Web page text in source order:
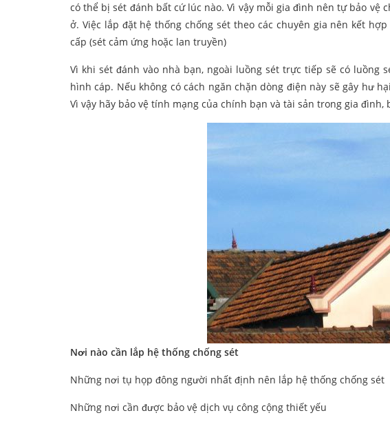
có thể bị sét đánh bất cứ lúc nào. Vì vậy mỗi gia đình nên tự bảo vệ
ở. Việc lắp đặt hệ thống chống sét theo các chuyên gia nên kết
cấp (sét cảm ứng hoặc lan truyền)
Vì khi sét đánh vào nhà bạn, ngoài luồng sét trực tiếp sẽ có luồng
hình cáp. Nếu không có cách ngăn chặn dòng điện này sẽ gây hư
Vì vậy hãy bảo vệ tính mạng của chính bạn và tài sản trong gia
Nơi nào cần lắp hệ thống chống sét
Những nơi tụ họp đông người nhất định nên lắp hệ thống chống sét
Những nơi cần được bảo vệ dịch vụ công cộng thiết yếu